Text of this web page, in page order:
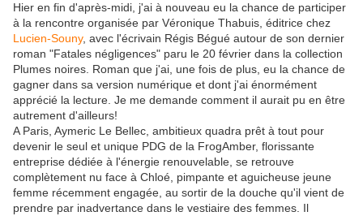
Hier en fin d'après-midi, j'ai à nouveau eu la chance de participer
à la rencontre organisée par Véronique Thabuis, éditrice chez
Lucien-Souny, avec l'écrivain Régis Bégué autour de son dernier
roman "Fatales négligences" paru le 20 février dans la collection
Plumes noires. Roman que j'ai, une fois de plus, eu la chance de
gagner dans sa version numérique et dont j'ai énormément
apprécié la lecture. Je me demande comment il aurait pu en être
autrement d'ailleurs!
A Paris, Aymeric Le Bellec, ambitieux quadra prêt à tout pour
devenir le seul et unique PDG de la FrogAmber, florissante
entreprise dédiée à l'énergie renouvelable, se retrouve
complètement nu face à Chloé, pimpante et aguicheuse jeune
femme récemment engagée, au sortir de la douche qu'il vient de
prendre par inadvertance dans le vestiaire des femmes. Il